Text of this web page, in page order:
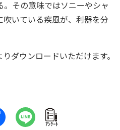
。その意味ではソニーやシャ
いている疾風が、利器を分
りダウンロードいただけます。
ｱﾝｹｰﾄ